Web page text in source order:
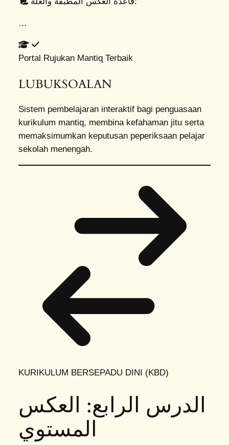
…
Portal Rujukan Mantiq Terbaik
LUBUKSOALAN
Sistem pembelajaran interaktif bagi penguasaan
kurikulum mantiq, membina kefahaman jitu serta
memaksimumkan keputusan peperiksaan pelajar
sekolah menengah.
KURIKULUM BERSEPADU DINI (KBD)
الدرس الرابع: العكس
المستوي